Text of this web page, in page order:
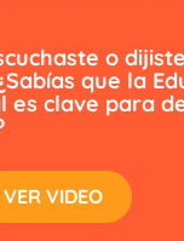
o
que la
es clave para
VER VIDEO